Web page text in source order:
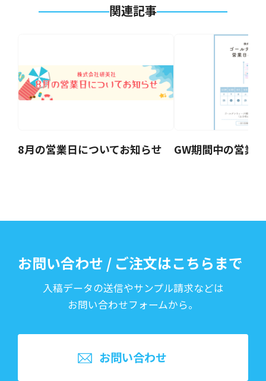
関連記事
8月の営業日についてお知らせ GW期間中の営業
お問い合わせ / ご注文はこちらまで
入稿データの送信やサンプル請求などは
お問い合わせフォームから。
お問い合わせ